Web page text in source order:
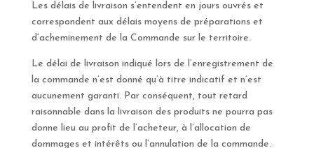
Les délais de livraison s’entendent en jours ouvrés et
correspondent aux délais moyens de préparations et
d’acheminement de la Commande sur le territoire.
Le délai de livraison indiqué lors de l’enregistrement de
la commande n’est donné qu’à titre indicatif et n’est
aucunement garanti. Par conséquent, tout retard
raisonnable dans la livraison des produits ne pourra pas
donne lieu au profit de l’acheteur, à l’allocation de
dommages et intérêts ou l’annulation de la commande.